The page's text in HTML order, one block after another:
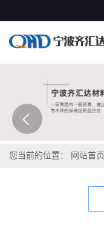
您当前的位置： 网站首页